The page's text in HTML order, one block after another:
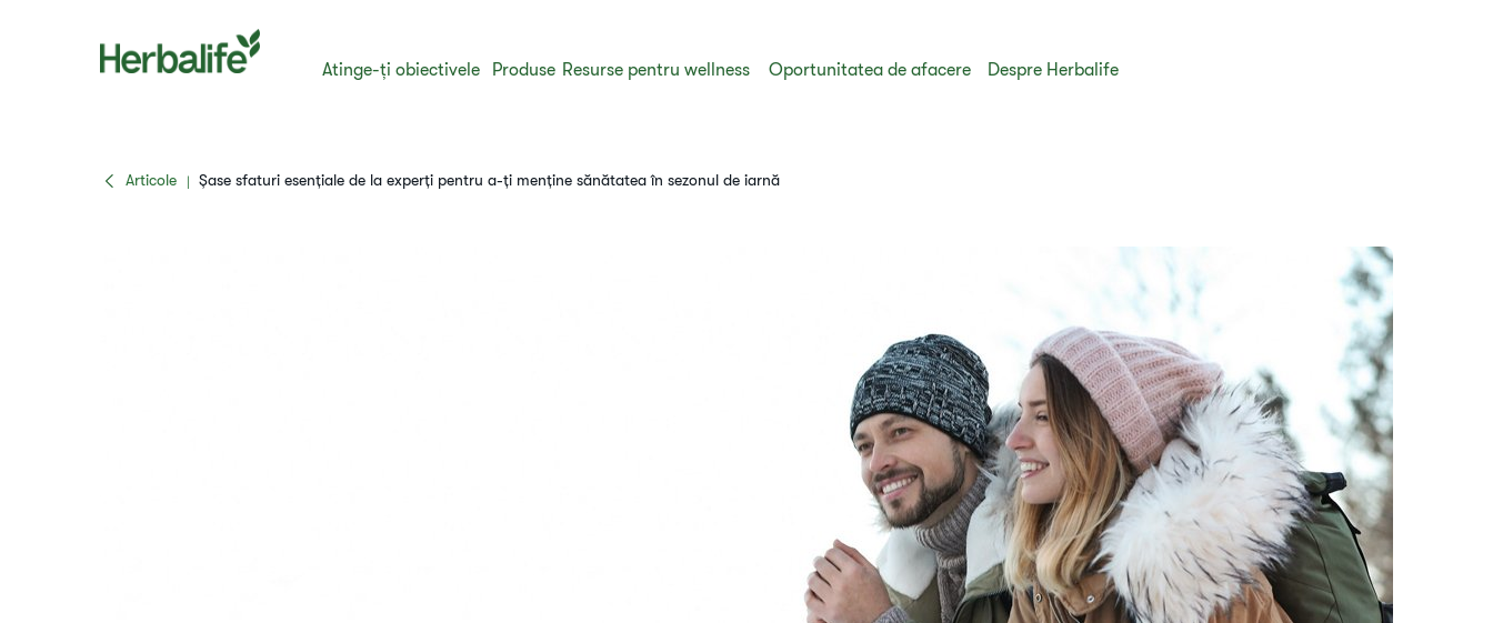
Atinge-ți obiectivele Produse Resurse pentru wellness Oportunitatea de afacere Despre Herbalife
Articole | Șase sfaturi esențiale de la experți pentru a-ți menține sănătatea în sezonul de iarnă